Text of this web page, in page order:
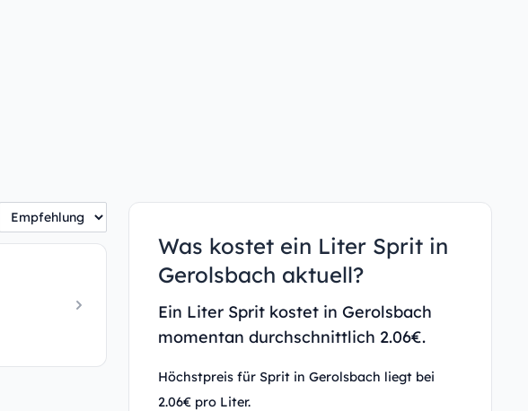
Was kostet ein Liter Sprit in
Gerolsbach aktuell?
Ein Liter Sprit kostet in Gerolsbach
momentan durchschnittlich 2.06€.
Höchstpreis für Sprit in Gerolsbach liegt bei
2.06€ pro Liter.